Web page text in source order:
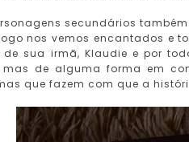
secundários
nos vemos encantados e
de sua irmã, Klaudie e por
mas de alguma forma em
que fazem com que a